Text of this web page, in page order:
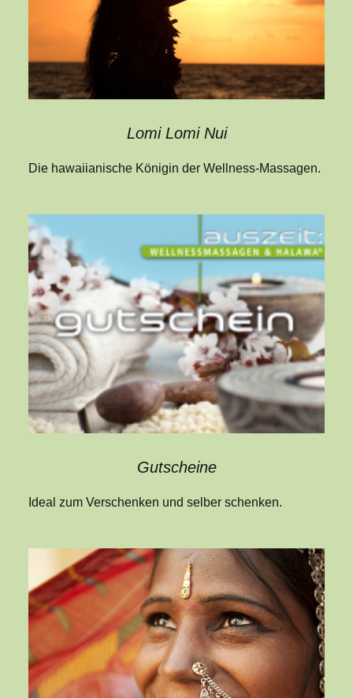
Lomi Lomi Nui
Die hawaiianische Königin der Wellness-Massagen.
Gutscheine
Ideal zum Verschenken und selber schenken.